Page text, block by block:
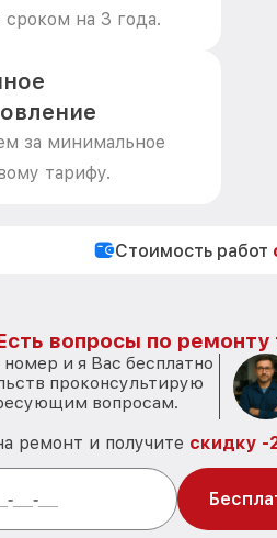
на 3 года.
за минимальное
тарифу.
Стоимость работ
вопросы по ремонту
и я Вас бесплатно
проконсультирую
вопросам.
ремонт и получите скидку -